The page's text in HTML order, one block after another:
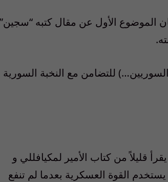
الموضوع الأول عن مقال كتبه “سجين”
للتضامن مع النخبة السورية
قليلاً من كتاب الأمير لمكيافللي و
يستخدم القوة العسكرية بعدما لم تنفع